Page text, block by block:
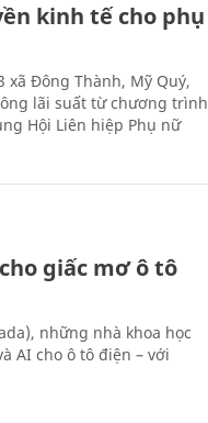
kinh tế cho phụ
xã Đông Thành, Mỹ Quý,
lãi suất từ chương trình
Hội Liên hiệp Phụ nữ
giấc mơ ô tô
những nhà khoa học
AI cho ô tô điện – với